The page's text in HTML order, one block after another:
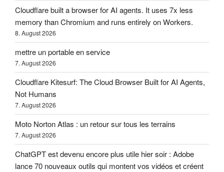
Cloudflare built a browser for AI agents. It uses 7x less
memory than Chromium and runs entirely on Workers.
8. August 2026
mettre un portable en service
7. August 2026
Cloudflare Kitesurf: The Cloud Browser Built for AI Agents,
Not Humans
7. August 2026
Moto Norton Atlas : un retour sur tous les terrains
7. August 2026
ChatGPT est devenu encore plus utile hier soir : Adobe
lance 70 nouveaux outils qui montent vos vidéos et créent